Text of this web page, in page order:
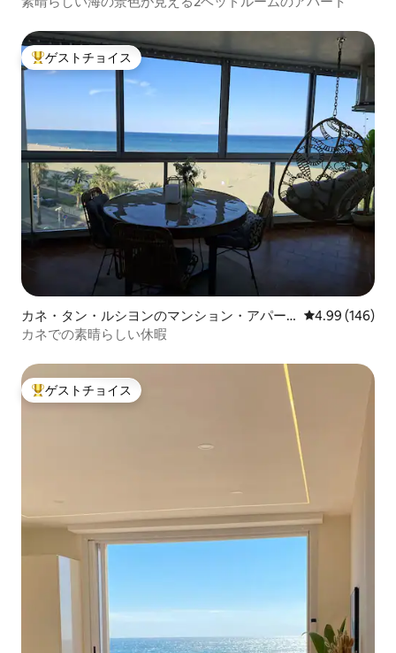
大好評のゲストチョイスです。
ゲストチョイス
カネ・タン・ルシヨンのマンション・アパー
ト
レビュー146
4.99 (146)
カネでの素晴らしい休暇
大好評のゲストチョイスです。
ゲストチョイス